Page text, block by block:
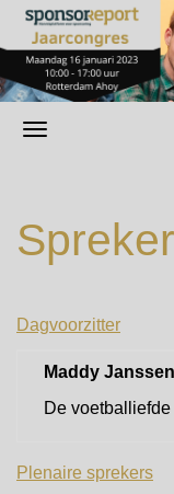
Dagvoorzitter
Maddy Janssen
De
Plenaire sprekers